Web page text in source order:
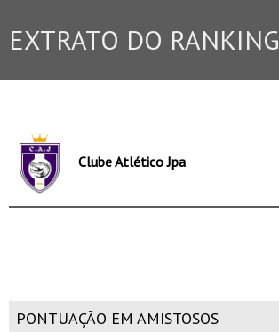
EXTRATO DO RANKING
Clube Atlético Jpa
PONTUAÇÃO EM AMISTOSOS